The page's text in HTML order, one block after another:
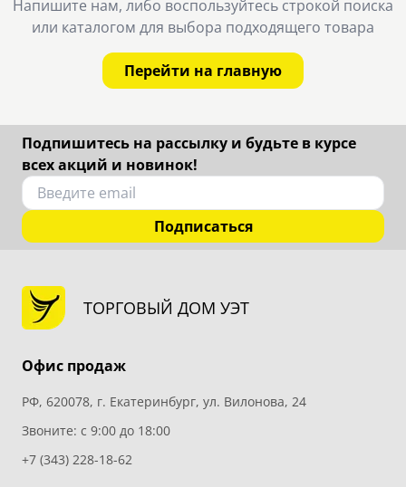
Напишите нам, либо воспользуйтесь строкой поиска
или каталогом для выбора подходящего товара
Перейти на главную
Подпишитесь на рассылку и будьте в курсе
всех акций и новинок!
Подписаться
ТОРГОВЫЙ ДОМ УЭТ
Офис продаж
РФ, 620078, г. Екатеринбург, ул. Вилонова, 24
Звоните: с 9:00 до 18:00
+7 (343) 228-18-62